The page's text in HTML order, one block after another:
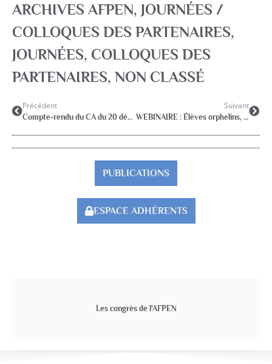
ARCHIVES AFPEN, JOURNÉES /
COLLOQUES DES PARTENAIRES,
JOURNÉES, COLLOQUES DES
PARTENAIRES, NON CLASSÉ
Précédent
Compte-rendu du CA du 20 décembre 2022
Suivant
WEBINAIRE : Élèves orphelins, quelles perspectives d’accompagnement. Rôle et place pour le psychologue de l’Éducation Nationale
PUBLICATIONS
ESPACE ADHÉRENTS
Les congrès de l'AFPEN